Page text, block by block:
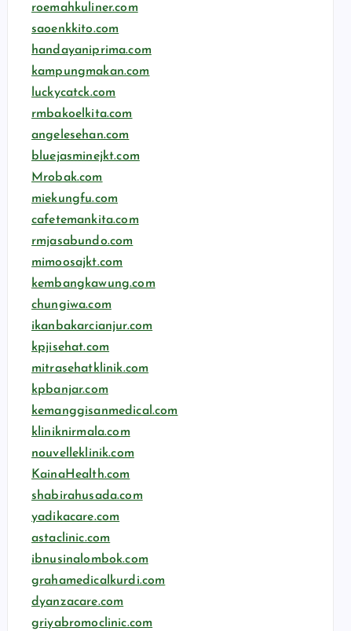
roemahkuliner.com
saoenkkito.com
handayaniprima.com
kampungmakan.com
luckycatck.com
rmbakoelkita.com
angelesehan.com
bluejasminejkt.com
Mrobak.com
miekungfu.com
cafetemankita.com
rmjasabundo.com
mimoosajkt.com
kembangkawung.com
chungiwa.com
ikanbakarcianjur.com
kpjisehat.com
mitrasehatklinik.com
kpbanjar.com
kemanggisanmedical.com
kliniknirmala.com
nouvelleklinik.com
KainaHealth.com
shabirahusada.com
yadikacare.com
astaclinic.com
ibnusinalombok.com
grahamedicalkurdi.com
dyanzacare.com
griyabromoclinic.com